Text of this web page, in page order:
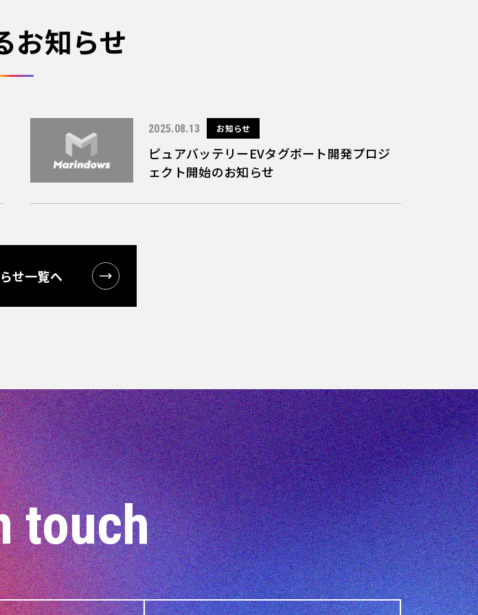
お知らせ
2025.08.13 お知らせ
ピュアバッテリーEVタグボート開発プロジ
ェクト開始のお知らせ
せ一覧へ
touch